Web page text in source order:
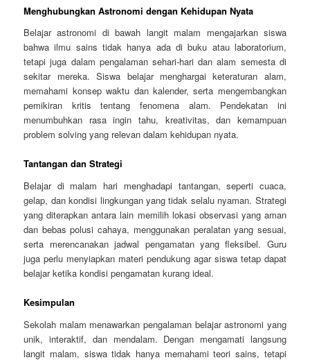
Menghubungkan Astronomi dengan Kehidupan Nyata
Belajar astronomi di bawah langit malam mengajarkan siswa
bahwa ilmu sains tidak hanya ada di buku atau laboratorium,
tetapi juga dalam pengalaman sehari-hari dan alam semesta di
sekitar mereka. Siswa belajar menghargai keteraturan alam,
memahami konsep waktu dan kalender, serta mengembangkan
pemikiran kritis tentang fenomena alam. Pendekatan ini
menumbuhkan rasa ingin tahu, kreativitas, dan kemampuan
problem solving yang relevan dalam kehidupan nyata.
Tantangan dan Strategi
Belajar di malam hari menghadapi tantangan, seperti cuaca,
gelap, dan kondisi lingkungan yang tidak selalu nyaman. Strategi
yang diterapkan antara lain memilih lokasi observasi yang aman
dan bebas polusi cahaya, menggunakan peralatan yang sesuai,
serta merencanakan jadwal pengamatan yang fleksibel. Guru
juga perlu menyiapkan materi pendukung agar siswa tetap dapat
belajar ketika kondisi pengamatan kurang ideal.
Kesimpulan
Sekolah malam menawarkan pengalaman belajar astronomi yang
unik, interaktif, dan mendalam. Dengan mengamati langsung
langit malam, siswa tidak hanya memahami teori sains, tetapi